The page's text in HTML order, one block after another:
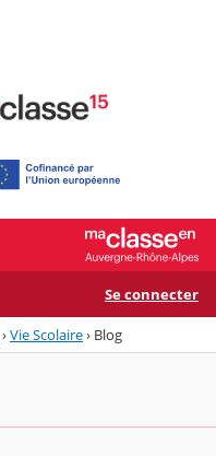
Se connecter
›Vie Scolaire› Blog